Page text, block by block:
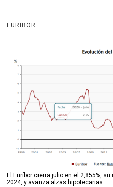
EURIBOR
El Euríbor cierra julio en el 2,855%,
2024, y avanza alzas hipotecarias